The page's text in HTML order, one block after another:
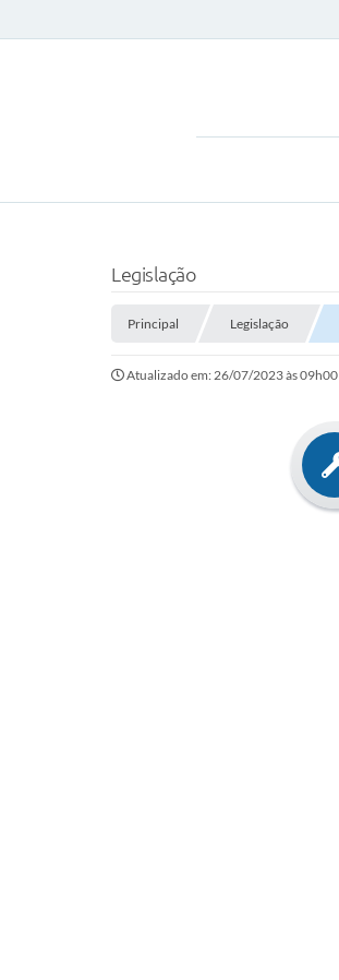
Legislação
Principal Legislação
Atualizado em: 26/07/2023 às 09h00